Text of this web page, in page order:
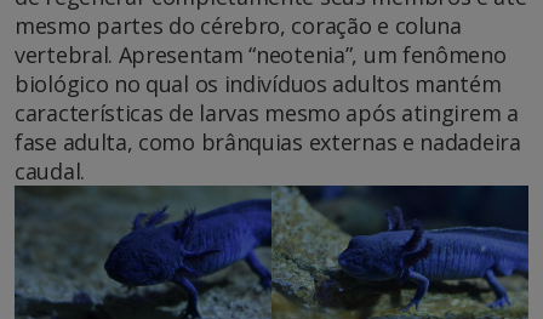
mesmo partes do cérebro, coração e coluna
vertebral. Apresentam “neotenia”, um fenômeno
biológico no qual os indivíduos adultos mantém
características de larvas mesmo após atingirem a
fase adulta, como brânquias externas e nadadeira
caudal.